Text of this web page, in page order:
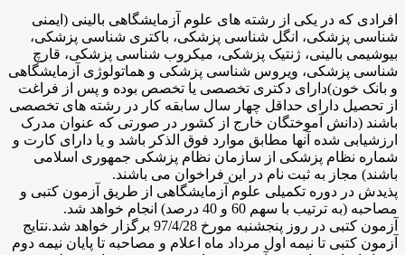
افرادی که در یکی از رشته های علوم آزمایشگاهی بالینی (ایمنی
شناسی پزشکی، انگل شناسی پزشکی، باکتری شناسی پزشکی،
بیوشیمی بالینی، ژنتیک پزشکی، میکروب شناسی پزشکی، قارچ
شناسی پزشکی، ویروس شناسی پزشکی و هماتولوژی آزمایشگاهی
و بانک خون)دارای دکتری تخصصی یا تخصص بوده و پس از فراغت
از تحصیل دارای حداقل چهار سال سابقه کار در رشته های تخصصی
باشند (دانش آموختگان خارج از کشور در صورتی که عنوان مدرک
ارزشیابی شده آنها مطابق موارد فوق الذکر باشد و یا دارای کارت و
شماره نظام پزشکی از سازمان نظام پزشکی جمهوری اسلامی
باشند) مجاز به ثبت نام در این فراخوان می باشند.
پذیدش در دوره تکمیلی علوم آزمایشگاهی از طریق آزمون کتبی و
مصاحبه (به ترتیب با سهم 60 و 40 درصد) انجام خواهد شد.
آزمون کتبی در روز پنجشنبه مورخ 97/4/28 برگزار خواهد شد.نتایج
آزمون کتبی تا نیمه اول مرداد ماه اعلام و مصاحبه تا پایان نیمه دوم